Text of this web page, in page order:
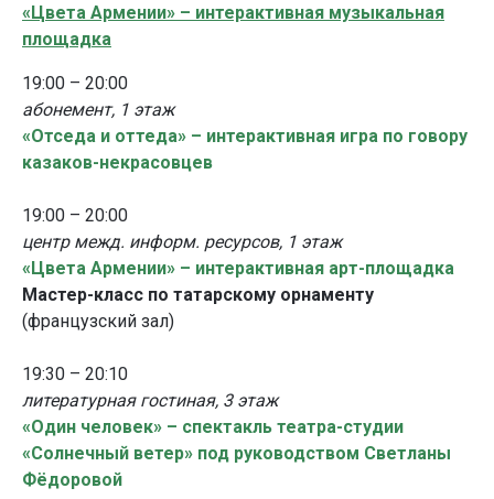
«Цвета Армении» – интерактивная музыкальная
площадка
19:00 – 20:00
абонемент, 1 этаж
«Отседа и оттеда» – интерактивная игра по говору
казаков-некрасовцев
19:00 – 20:00
центр межд. информ. ресурсов, 1 этаж
«Цвета Армении» – интерактивная арт-площадка
Мастер-класс по татарскому орнаменту
(французский зал)
19:30 – 20:10
литературная гостиная, 3 этаж
«Один человек» – спектакль театра-студии
«Солнечный ветер» под руководством Светланы
Фёдоровой